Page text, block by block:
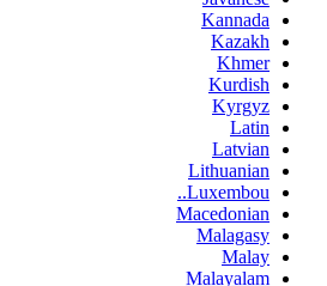
Kannada
Kazakh
Khmer
Kurdish
Kyrgyz
Latin
Latvian
Lithuanian
Luxembou..
Macedonian
Malagasy
Malay
Malayalam